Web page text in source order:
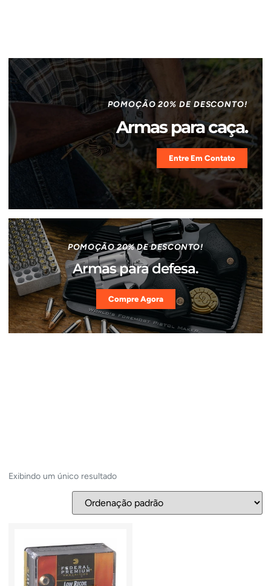
POMOÇÃO 20% DE DESCONTO!
Armas para caça.
Entre Em Contato
POMOÇÃO 20% DE DESCONTO!
Armas para defesa.
Compre Agora
Exibindo um único resultado